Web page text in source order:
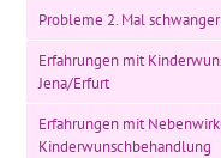
Probleme 2. Mal
Erfahrungen mit
Jena/Erfurt
Erfahrungen mit
Kinderwunschbehandlung